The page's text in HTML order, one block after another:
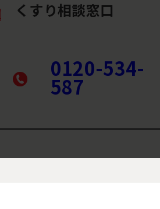
くすり相談窓口
0120-534-
587